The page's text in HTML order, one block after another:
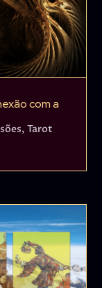
com a
,Tarot